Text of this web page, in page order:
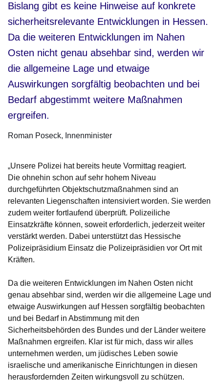
Bislang gibt es keine Hinweise auf konkrete
sicherheitsrelevante Entwicklungen in Hessen.
Da die weiteren Entwicklungen im Nahen
Osten nicht genau absehbar sind, werden wir
die allgemeine Lage und etwaige
Auswirkungen sorgfältig beobachten und bei
Bedarf abgestimmt weitere Maßnahmen
ergreifen.
Roman Poseck Innenminister
„Unsere Polizei hat bereits heute Vormittag reagiert.
Die ohnehin schon auf sehr hohem Niveau
durchgeführten Objektschutzmaßnahmen sind an
relevanten Liegenschaften intensiviert worden. Sie werden
zudem weiter fortlaufend überprüft. Polizeiliche
Einsatzkräfte können, soweit erforderlich, jederzeit weiter
verstärkt werden. Dabei unterstützt das Hessische
Polizeipräsidium Einsatz die Polizeipräsidien vor Ort mit
Kräften.
Da die weiteren Entwicklungen im Nahen Osten nicht
genau absehbar sind, werden wir die allgemeine Lage und
etwaige Auswirkungen auf Hessen sorgfältig beobachten
und bei Bedarf in Abstimmung mit den
Sicherheitsbehörden des Bundes und der Länder weitere
Maßnahmen ergreifen. Klar ist für mich, dass wir alles
unternehmen werden, um jüdisches Leben sowie
israelische und amerikanische Einrichtungen in diesen
herausfordernden Zeiten wirkungsvoll zu schützen.